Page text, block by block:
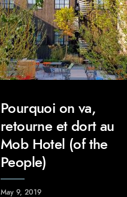
Pourquoi on va,
retourne et dort au
Mob Hotel (of the
People)
May 9, 2019